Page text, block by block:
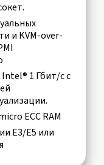
и KVM-over-
1 Гбит/с с
ECC RAM
E3/E5 или